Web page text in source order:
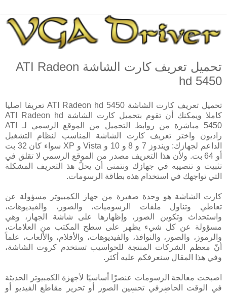
تحميل تعريف كارت الشاشة ATI Radeon
hd 5450
تحميل تعريف كارت الشاشة ATI Radeon hd 5450 تعريفا اصليا
كاملا ويمكنك أن تقوم بتحميل كارت الشاشة ATI Radeon hd
5450 مباشرة من روابط التحميل من الموقع الرسمي لـ ATI
راديون واختر تعريف كارت الشاشة المناسب لنظام التشغيل
الداعم لجهازك: ويندوز 7 و 8 و 10 و Vista و XP سواء كان 32 بت
أو 64 بت. ولأن هذا التعريف مصدر من الموقع الرسمي لا تقلق في
تثبيت و تنصيبه في جهازك ونتمنى أن يحلّ هذ التعريف المشكلة
التي تواجهك في استخدام هذه بطاقة الرسومات.
كارت الشاشة هو وحدة صغيرة من جهاز الكمبيوتر مسؤولة عن
تعاطي وتناول ملفات الرسوميات، والصور، والفيديوهات،
واستحداث وتكوين الصور، وإظهارها على شاشة الجهاز، وهي
مسؤولة عن كل شيء يظهر على سطح المكتب من العلامات،
والرموز، والصور، والنوافذ، والفيديوهات، والأفلام، والألعاب، علماً
أنّ معظم الشركات المنتجة للحواسيب تستخدم كروت الشاشة،
وفي هذا المقال سنعرفكم عليه أكثر.
اصبحت معالجة الرسومات عنصرًا أساسيًا لأجهزة الكمبيوتر الحديثة
في الوقت الحاضرفي تحسين الصور أو تحرير مقاطع الفيديو أو